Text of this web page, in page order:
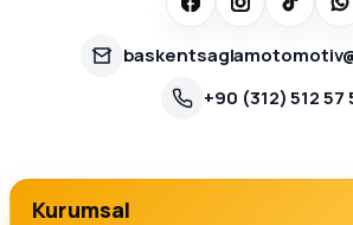
+90 (312) 512 57
Kurumsal